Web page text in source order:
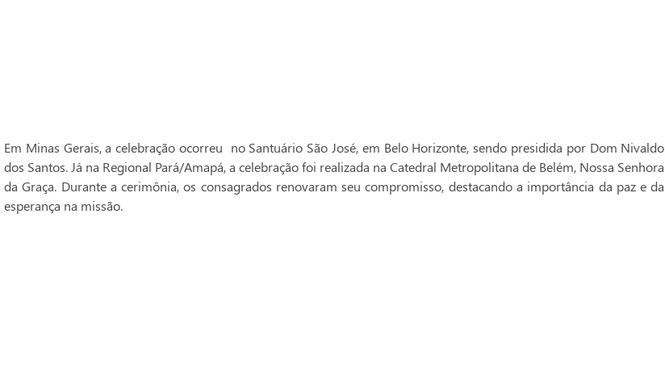
Em Minas Gerais, a celebração ocorreu no Santuário São José, em Belo Horizonte, sendo presidida por Dom Nivaldo
dos Santos. Já na Regional Pará/Amapá, a celebração foi realizada na Catedral Metropolitana de Belém, Nossa Senhora
da Graça. Durante a cerimônia, os consagrados renovaram seu compromisso, destacando a importância da paz e da
esperança na missão.